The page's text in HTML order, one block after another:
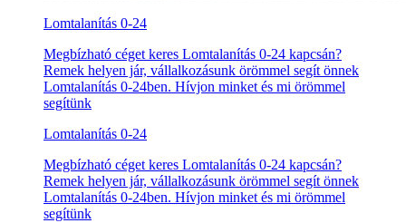
Lomtalanítás 0-24
Megbízható céget keres Lomtalanítás 0-24 kapcsán?
Remek helyen jár, vállalkozásunk örömmel segít önnek
Lomtalanítás 0-24ben. Hívjon minket és mi örömmel
segítünk
Lomtalanítás 0-24
Megbízható céget keres Lomtalanítás 0-24 kapcsán?
Remek helyen jár, vállalkozásunk örömmel segít önnek
Lomtalanítás 0-24ben. Hívjon minket és mi örömmel
segítünk